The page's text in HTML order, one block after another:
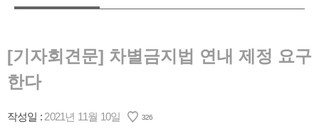
[기자회견문] 차별금지법 연내 제정 요구
한다
작성일 : 2021년 11월 10일 326